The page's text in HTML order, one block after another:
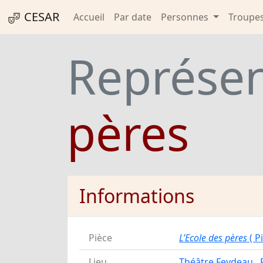
CESAR Accueil Par date Personnes
pères
Informations
Pièce L’Ecole des pères(